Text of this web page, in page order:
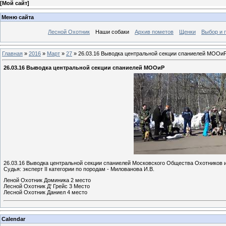
[Мой сайт]
Меню сайта
Лесной Охотник Наши собаки Архив пометов Щенки Выбор и
Главная » 2016 » Март » 27 » 26.03.16 Выводка центральной секции спаниелей
26.03.16 Выводка центральной секции спаниелей МООиР
26.03.16 Выводка центральной секции спаниелей Московского Общества Охотников
Судья: эксперт II категории по породам - Милованова И.В.
Леной Охотник Доминика 2 место
Лесной Охотник Д' Грейс 3 Место
Лесной Охотник Даниел 4 место
Calendar